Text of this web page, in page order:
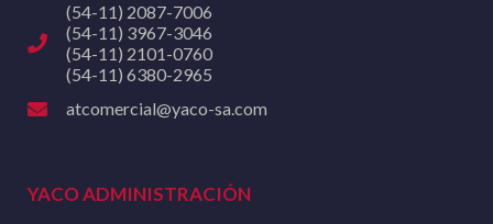
(54-11) 2087-7006
(54-11) 3967-3046
(54-11) 2101-0760
(54-11) 6380-2965
atcomercial@yaco-sa.com
YACO ADMINISTRACIÓN